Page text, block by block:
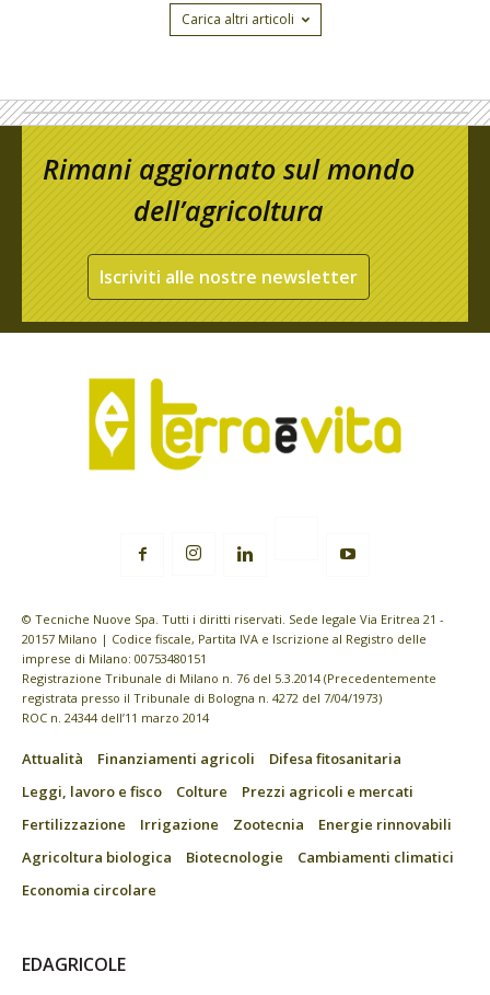
Carica altri articoli
Rimani aggiornato sul mondo
dell’agricoltura
Iscriviti alle nostre newsletter
© Tecniche Nuove Spa. Tutti i diritti riservati. Sede legale Via Eritrea 21 -
20157 Milano | Codice fiscale, Partita IVA e Iscrizione al Registro delle
imprese di Milano: 00753480151
Registrazione Tribunale di Milano n. 76 del 5.3.2014 (Precedentemente
registrata presso il Tribunale di Bologna n. 4272 del 7/04/1973)
ROC n. 24344 dell’11 marzo 2014
Attualità Finanziamenti agricoli
Difesa fitosanitaria
Leggi, lavoro e fisco
Colture
Prezzi agricoli e mercati
Fertilizzazione
Irrigazione Zootecnia
Energie rinnovabili
Agricoltura biologica
Biotecnologie
Cambiamenti climatici
Economia circolare
EDAGRICOLE